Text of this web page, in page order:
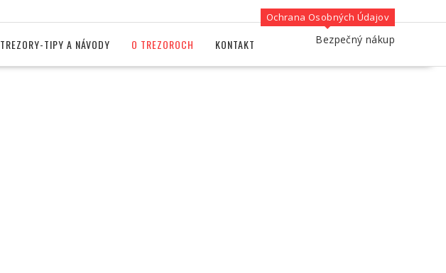
TREZORY-TIPY A NÁVODY O TREZOROCH KONTAKT
Ochrana Osobných Údajov
Bezpečný nákup